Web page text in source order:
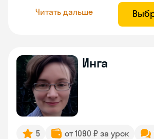
Читать дальше
Инга
5 от 1090 ₽ за урок